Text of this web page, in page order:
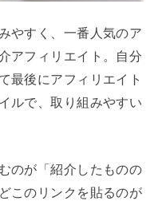
やすく、一番人気のア
アフィリエイト。自分
最後にアフィリエイト
ルで、取り組みやすい
のが「紹介したものの
このリンクを貼るのが